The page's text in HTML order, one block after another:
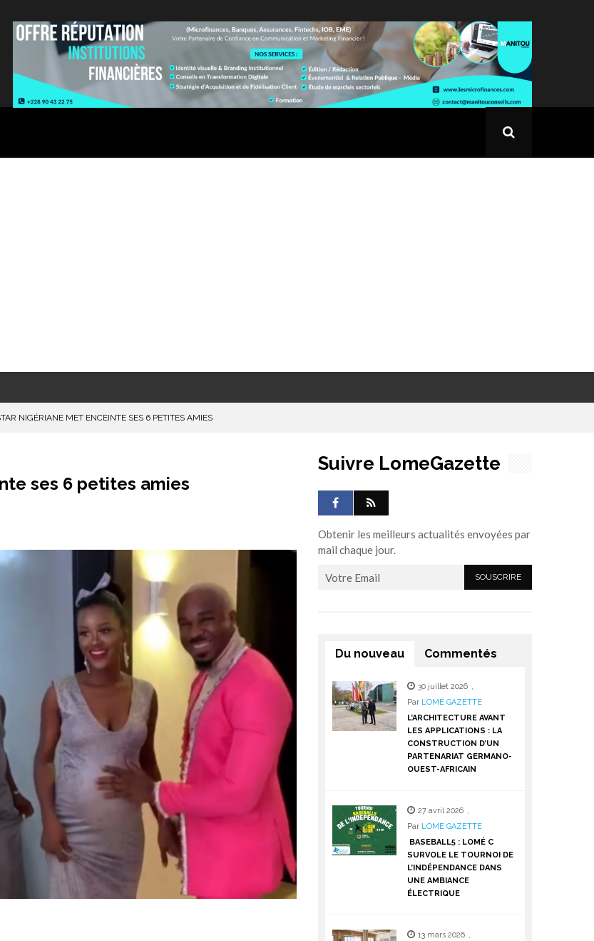
NIGÉRIANE MET ENCEINTE SES 6 PETITES AMIES
ses 6 petites amies
Suivre LomeGazette
Obtenir les meilleurs actualités envoyées par
mail chaque jour.
Du nouveau Commentés
30 juillet 2026 ,
Par LOME GAZETTE
L’ARCHITECTURE AVANT
LES APPLICATIONS : LA
CONSTRUCTION D’UN
PARTENARIAT GERMANO-
OUEST-AFRICAIN
27 avril 2026 ,
Par LOME GAZETTE
BASEBALL5 : LOMÉ C
SURVOLE LE TOURNOI DE
L’INDÉPENDANCE DANS
UNE AMBIANCE
ÉLECTRIQUE
13 mars 2026 ,